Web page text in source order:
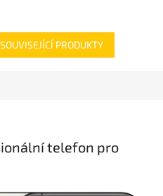
PRODUKTY
telefon pro